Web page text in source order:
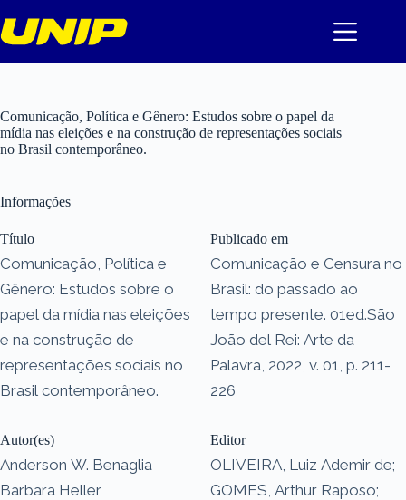
para
o
Comunicação, Política e Gênero: Estudos sobre o papel da
mídia nas eleições e na construção de representações sociais
no Brasil contemporâneo.
Informações
Título
Comunicação, Política e
Gênero: Estudos sobre o
papel da mídia nas eleições
e na construção de
representações sociais no
Brasil contemporâneo.
Autor(es)
Anderson W. Benaglia
Barbara Heller
Publicado em
Comunicação e Censura no
Brasil: do passado ao
tempo presente. 01ed.São
João del Rei: Arte da
Palavra, 2022, v. 01, p. 211-
226
Editor
OLIVEIRA, Luiz Ademir de;
GOMES, Arthur Raposo;